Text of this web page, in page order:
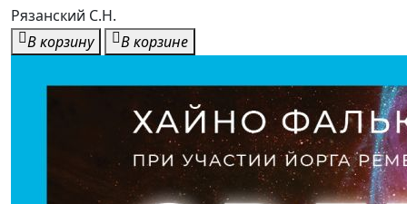
Рязанский С.Н.
В корзину
В корзине